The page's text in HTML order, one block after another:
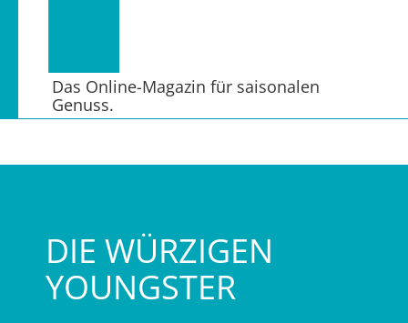
Das Online-Magazin für saisonalen
Genuss.
DIE WÜRZIGEN
YOUNGSTER